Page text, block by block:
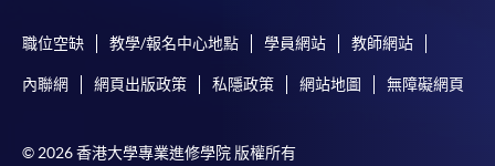
職位空缺 教學/報名中心地點 學員網站 教師網站
內聯網 網頁出版政策 私隱政策 網站地圖 無障礙網頁
© 2026 香港大學專業進修學院 版權所有